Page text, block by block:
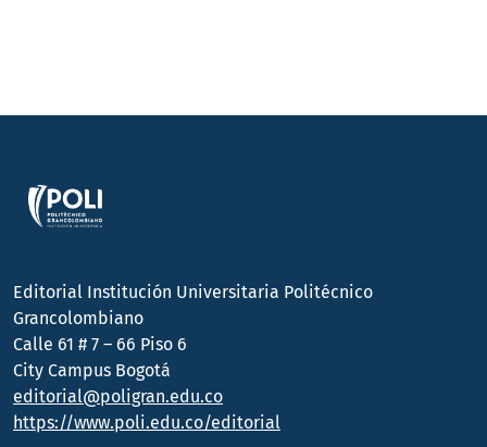
Editorial Institución Universitaria Politécnico
Grancolombiano
Calle 61 # 7 – 66 Piso 6
City Campus Bogotá
editorial@poligran.edu.co
https://www.poli.edu.co/editorial